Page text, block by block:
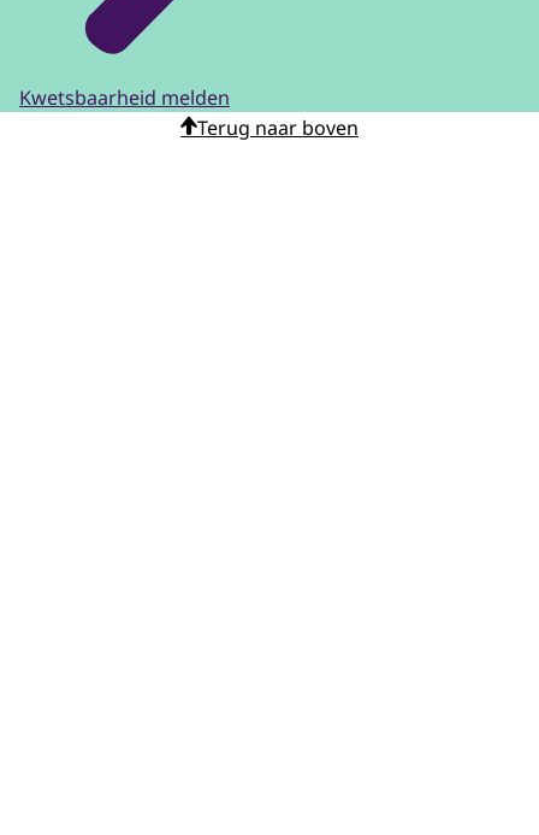
Kwetsbaarheid melden
Terug naar boven